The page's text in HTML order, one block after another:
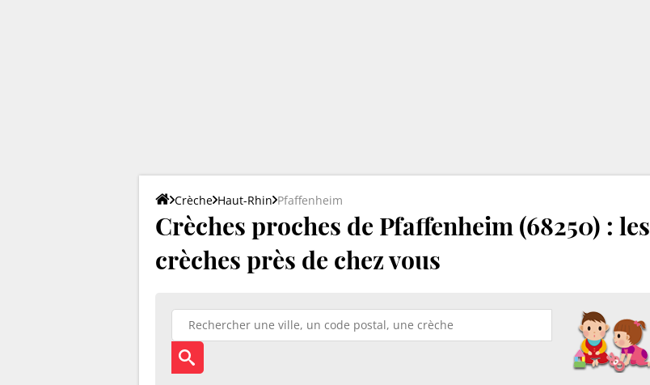
Crèche Haut-Rhin Pfaffenheim
Crèches proches de Pfaffenheim (68250) : les
crèches près de chez vous